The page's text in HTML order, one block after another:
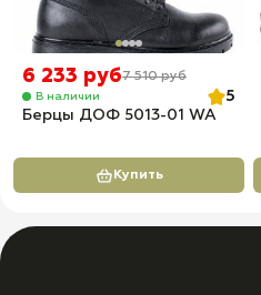
6 233 руб7 510 руб
В наличии
5
Берцы ДОФ 5013-01 WA
Купить